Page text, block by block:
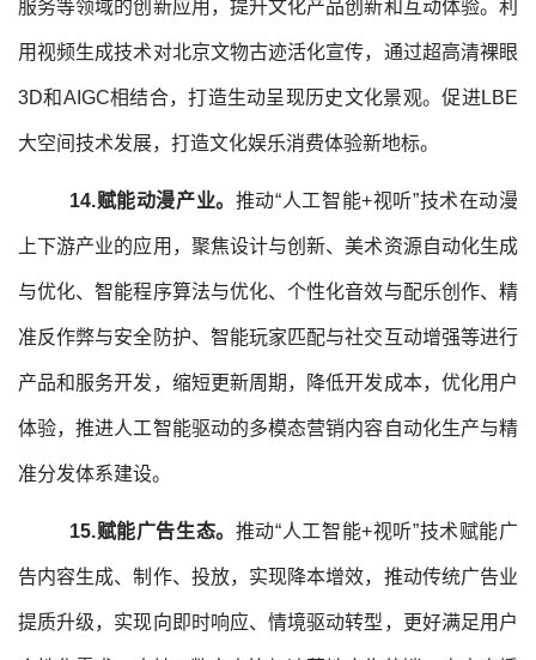
服务等领域的创新应用，提升文化产品创新和互动体验。利
用视频生成技术对北京文物古迹活化宣传，通过超高清裸眼
3D和AIGC相结合，打造生动呈现历史文化景观。促进LBE
大空间技术发展，打造文化娱乐消费体验新地标。
14.赋能动漫产业。 推动“人工智能+视听”技术在动漫
上下游产业的应用，聚焦设计与创新、美术资源自动化生成
与优化、智能程序算法与优化、个性化音效与配乐创作、精
准反作弊与安全防护、智能玩家匹配与社交互动增强等进行
产品和服务开发，缩短更新周期，降低开发成本，优化用户
体验，推进人工智能驱动的多模态营销内容自动化生产与精
准分发体系建设。
15.赋能广告生态。 推动“人工智能+视听”技术赋能广
告内容生成、制作、投放，实现降本增效，推动传统广告业
提质升级，实现向即时响应、情境驱动转型，更好满足用户